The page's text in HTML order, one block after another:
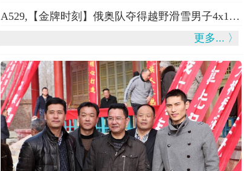
A529,【金牌时刻】俄奥队夺得越野滑雪男子4x10公里接力金牌
更多... 〉